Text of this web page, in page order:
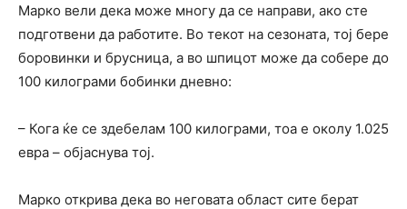
Марко вели дека може многу да се направи, ако сте
подготвени да работите. Во текот на сезоната, тој бере
боровинки и брусница, а во шпицот може да собере до
100 килограми бобинки дневно:
– Кога ќе се здебелам 100 килограми, тоа е околу 1.025
евра – објаснува тој.
Марко открива дека во неговата област сите берат